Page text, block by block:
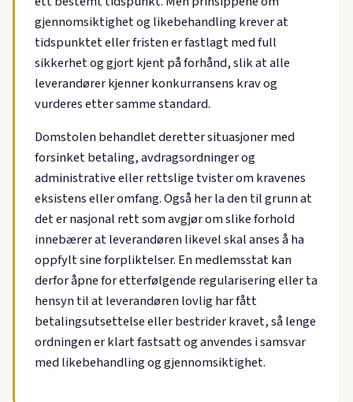
gjennomsiktighet og likebehandling krever at
tidspunktet eller fristen er fastlagt med full
sikkerhet og gjort kjent på forhånd, slik at alle
leverandører kjenner konkurransens krav og
vurderes etter samme standard.
Domstolen behandlet deretter situasjoner med
forsinket betaling, avdragsordninger og
administrative eller rettslige tvister om kravenes
eksistens eller omfang. Også her la den til grunn at
det er nasjonal rett som avgjør om slike forhold
innebærer at leverandøren likevel skal anses å ha
oppfylt sine forpliktelser. En medlemsstat kan
derfor åpne for etterfølgende regularisering eller ta
hensyn til at leverandøren lovlig har fått
betalingsutsettelse eller bestrider kravet, så lenge
ordningen er klart fastsatt og anvendes i samsvar
med likebehandling og gjennomsiktighet.